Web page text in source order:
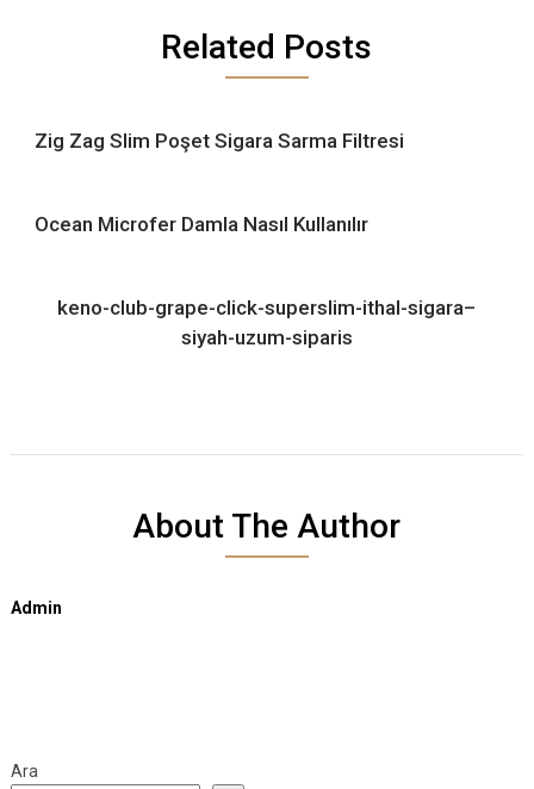
Related Posts
Zig Zag Slim Poşet Sigara Sarma Filtresi
Ocean Microfer Damla Nasıl Kullanılır
keno-club-grape-click-superslim-ithal-sigara–
siyah-uzum-siparis
About The Author
Admin
Ara